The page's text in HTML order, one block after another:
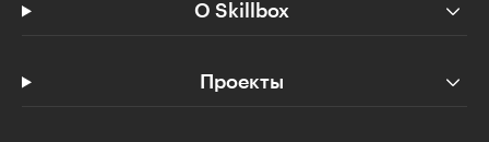
О Skillbox
Проекты